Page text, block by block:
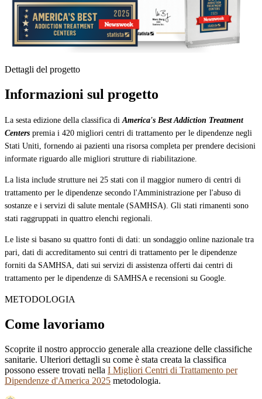
Dettagli del progetto
Informazioni sul progetto
La sesta edizione della classifica diAmerica's Best Addiction Treatment
Centers premia i 420 migliori centri di trattamento per le dipendenze negli
Stati Uniti, fornendo ai pazienti una risorsa completa per prendere decisioni
informate riguardo alle migliori strutture di riabilitazione.
La lista include strutture nei 25 stati con il maggior numero di centri di
trattamento per le dipendenze secondo l'Amministrazione per l'abuso di
sostanze e i servizi di salute mentale (SAMHSA). Gli stati rimanenti sono
stati raggruppati in quattro elenchi regionali.
Le liste si basano su quattro fonti di dati: un sondaggio online nazionale tra
pari, dati di accreditamento sui centri di trattamento per le dipendenze
forniti da SAMHSA, dati sui servizi di assistenza offerti dai centri di
trattamento per le dipendenze di SAMHSA e recensioni su Google.
METODOLOGIA
Come lavoriamo
Scoprite il nostro approccio generale alla creazione delle classifiche
sanitarie. Ulteriori dettagli su come è stata creata la classifica
possono essere trovati nella I Migliori Centri di Trattamento per
Dipendenze d'America 2025 metodologia.